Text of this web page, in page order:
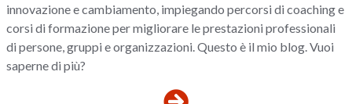
innovazione e cambiamento, impiegando percorsi di coaching e
corsi di formazione per migliorare le prestazioni professionali
di persone, gruppi e organizzazioni. Questo è il mio blog. Vuoi
saperne di più?